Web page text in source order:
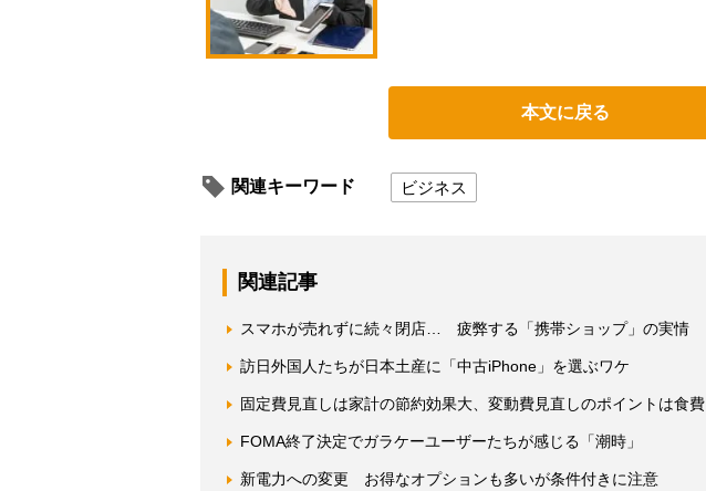
本文に戻る
関連キーワード ビジネス
関連記事
スマホが売れずに続々閉店… 疲弊する「携帯ショップ」の実情
訪日外国人たちが日本土産に「中古iPhone」を選ぶワケ
固定費見直しは家計の節約効果大、変動費見直しのポイントは食費
FOMA終了決定でガラケーユーザーたちが感じる「潮時」
新電力への変更 お得なオプションも多いが条件付きに注意